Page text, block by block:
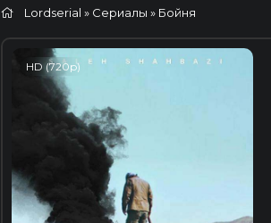
Lordserial » Сериалы » Бойня
HD (720p)